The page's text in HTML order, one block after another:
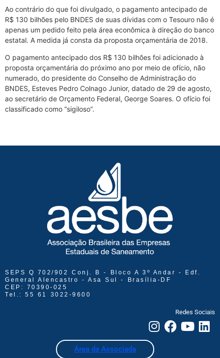
Ao contrário do que foi divulgado, o pagamento antecipado de
R$ 130 bilhões pelo BNDES de suas dívidas com o Tesouro não é
apenas um pedido feito pela área econômica à direção do banco
estatal. A medida já consta da proposta orçamentária de 2018.
O pagamento antecipado dos R$ 130 bilhões foi adicionado à
proposta orçamentária do próximo ano por meio de ofício, não
numerado, do presidente do Conselho de Administração do
BNDES, Esteves Pedro Colnago Junior, datado de 29 de agosto,
ao secretário de Orçamento Federal, George Soares. O ofício foi
classificado como “sigiloso”.
SEPS Q 702/902 Conj. B - Bloco A 3º Andar - Edf.
General Alencastro - Asa Sul - Brasília-DF
CEP: 70390-025
Tel.: 55 61 3022-9600
Redes Sociais
Área da Associada